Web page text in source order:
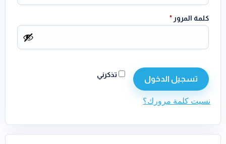
كلمة المرور *
تذكرني تسجيل الدخول
نسيت كلمة مرورك؟